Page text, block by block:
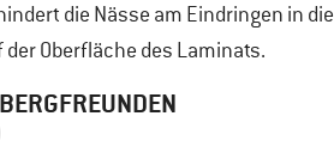
die Nässe am Eindringen in die
Oberfläche des Laminats.